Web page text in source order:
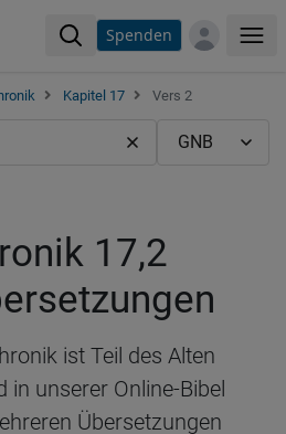
Spenden
Kapitel 17 Vers 2
17,2
ist Teil des Alten
in unserer Online-Bibel
Übersetzungen